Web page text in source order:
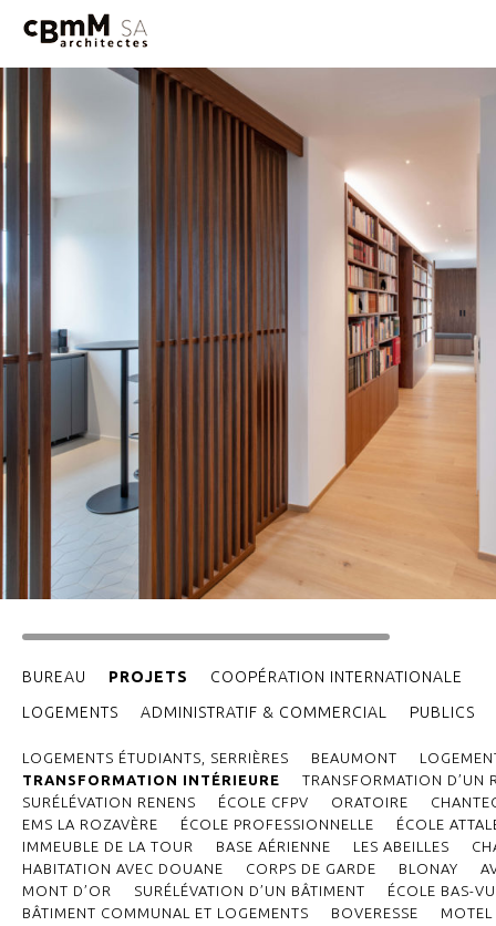
BUREAU
PROJETS
LOGEMENTS
ADMINISTRATIF & COMMERCIAL PUBLICS
LOGEMENTS ÉTUDIANTS, SERRIÈRES BEAUMONT
TRANSFORMATION INTÉRIEURE
TRANSFORMATION D’UN
SURÉLÉVATION RENENS
ÉCOLE CFPV ORATOIRE
EMS LA ROZAVÈRE
ÉCOLE PROFESSIONNELLE
ÉCOLE
IMMEUBLE DE LA TOUR
BASE AÉRIENNE LES ABEILLES
HABITATION AVEC DOUANE
CORPS DE GARDE BLONAY
MONT D’OR
SURÉLÉVATION D’UN BÂTIMENT
ÉCOLE BAS-
BÂTIMENT COMMUNAL ET LOGEMENTS
BOVERESSE
MOTEL
COOPÉRATION INTERNATIONALE